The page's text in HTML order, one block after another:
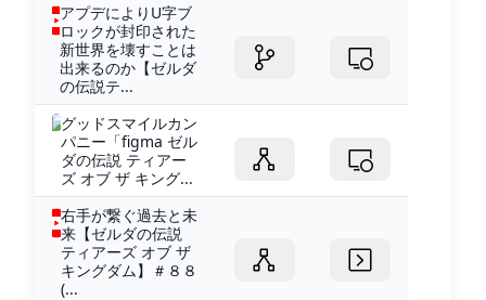
アプデによりU字ブ
ロックが封印された
新世界を壊すことは
出来るのか【ゼルダ
の伝説テ...
グッドスマイルカン
パニー「figma ゼル
ダの伝説 ティアー
ズ オブ ザ キング...
右手が繋ぐ過去と未
来【ゼルダの伝説
ティアーズ オブ ザ
キングダム】＃８８
(...